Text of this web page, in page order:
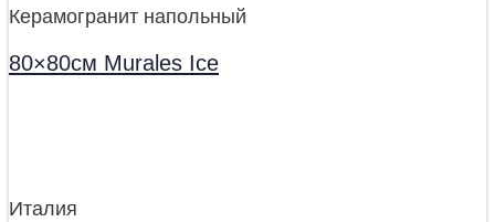
Керамогранит напольный
80×80см Murales Ice
Италия